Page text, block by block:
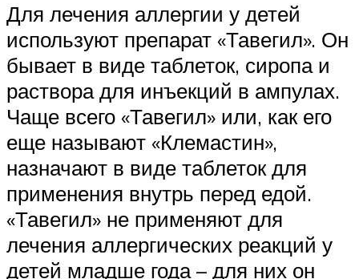
Для лечения аллергии у детей
используют препарат «Тавегил». Он
бывает в виде таблеток, сиропа и
раствора для инъекций в ампулах.
Чаще всего «Тавегил» или, как его
еще называют «Клемастин»,
назначают в виде таблеток для
применения внутрь перед едой.
«Тавегил» не применяют для
лечения аллергических реакций у
детей младше года – для них он